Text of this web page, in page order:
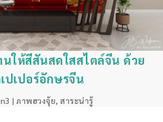
นให้สีสันสดใสสไตล์จีน ด้วย
ปเปอร์อักษรจีน
|ภาพฮวงจุ้ย,สาระน่ารู้